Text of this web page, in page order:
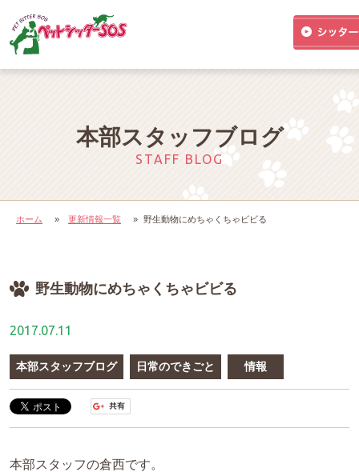
本部スタッフブログ
STAFF BLOG
ホーム » 更新情報一覧 » 野生動物にめちゃくちゃビビる
野生動物にめちゃくちゃビビる
2017.07.11
本部スタッフブログ 日常のできごと 情報
本部スタッフの倉西です。